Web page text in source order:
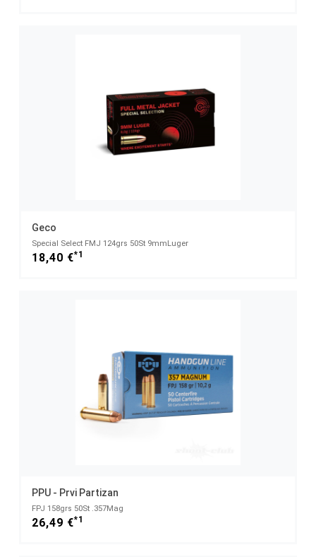
Geco
Special Select FMJ 124grs 50St 9mmLuger
18,40 €*1
PPU - Prvi Partizan
FPJ 158grs 50St .357Mag
26,49 €*1